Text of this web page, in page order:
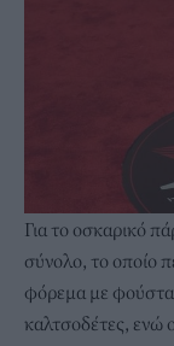
Για το οσκαρικό
σύνολο, το οποίο
φόρεμα με
καλτσοδέτες, ενώ